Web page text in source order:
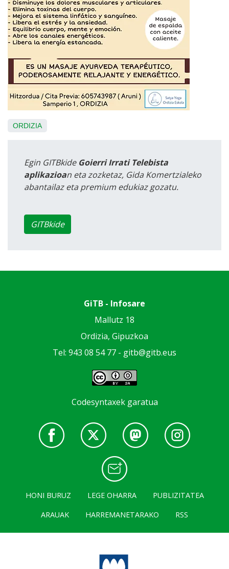
ORDIZIA
Egin GITBkide Goierri Irrati Telebista
aplikazioan eta zozketaz, Gida Komertzialeko
abantailaz eta premium edukiaz gozatu.
GITBkide
GiTB - Infosare
Mallutz 18
Ordizia, Gipuzkoa
Tel: 943 08 54 77 - gitb@gitb.eus
Codesyntaxek garatua
HONI BURUZ LEGE OHARRA
PUBLIZITATEA
ARAUAK
HARREMANETARAKO RSS